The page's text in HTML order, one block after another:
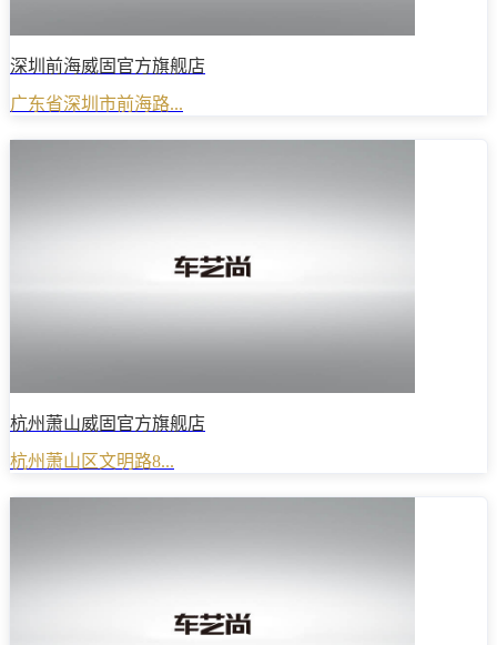
深圳前海威固官方旗舰店
广东省深圳市前海路...
杭州萧山威固官方旗舰店
杭州萧山区文明路8...